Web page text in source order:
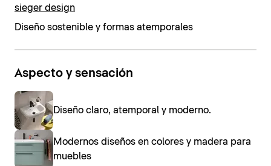
sieger design
Diseño sostenible y formas atemporales
Aspecto y sensación
Diseño claro, atemporal y moderno.
Modernos diseños en colores y madera para
muebles